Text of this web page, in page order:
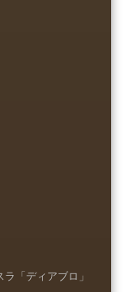
「ディアブロ」